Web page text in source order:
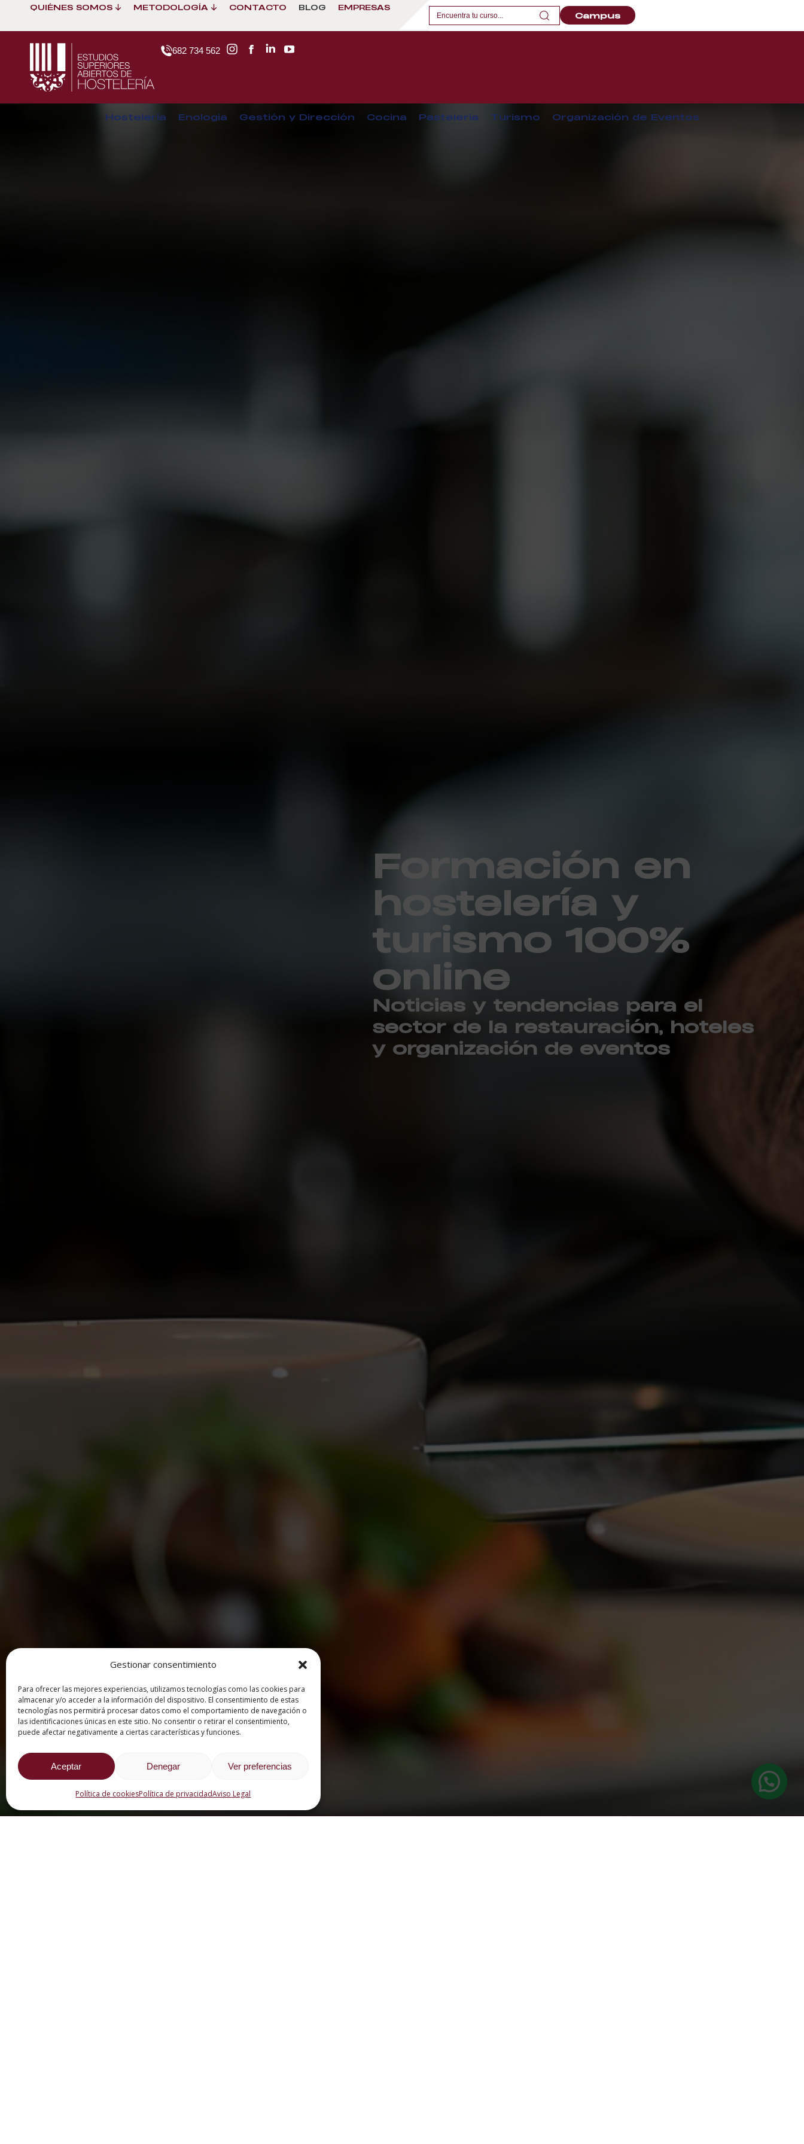
Gestionar consentimiento
Para ofrecer las mejores experiencias, utilizamos tecnologías como las cookies para
almacenar y/o acceder a la información del dispositivo. El consentimiento de estas
tecnologías nos permitirá procesar datos como el comportamiento de navegación o
las identificaciones únicas en este sitio. No consentir o retirar el consentimiento,
puede afectar negativamente a ciertas características y funciones.
Aceptar Denegar Ver preferencias
Política de cookiesPolítica de privacidadAviso Legal
QUIÉNES SOMOS METODOLOGÍA CONTACTO BLOG EMPRESAS
Campus
682 734 562
Hostelería Enología Gestión y Dirección Cocina Pastelería Turismo Organización de Eventos
Formación en
hostelería y
turismo 100%
online
Noticias y tendencias para el
sector de la restauración, hoteles
y organización de eventos